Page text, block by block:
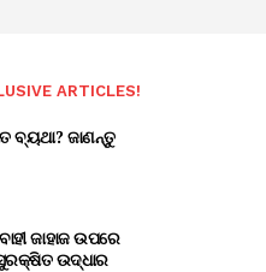
ARTICLES!
ବ୍ୟଥା? ଜାଣନ୍ତୁ
ଜାହାଜ ଉପରେ
ଉଦ୍ଧାର